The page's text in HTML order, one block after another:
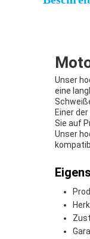
Unser
eine
Einer
Sie auf
Unser